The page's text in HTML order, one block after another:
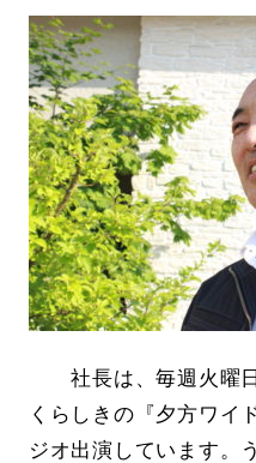
社長は、毎週火曜日
くらしきの『夕方ワイ
ジオ出演しています。